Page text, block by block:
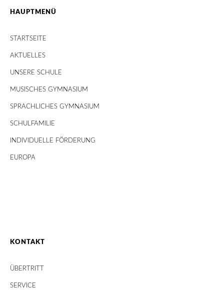
HAUPTMENÜ
STARTSEITE
AKTUELLES
UNSERE SCHULE
MUSISCHES GYMNASIUM
SPRACHLICHES GYMNASIUM
SCHULFAMILIE
INDIVIDUELLE FÖRDERUNG
EUROPA
KONTAKT
ÜBERTRITT
SERVICE